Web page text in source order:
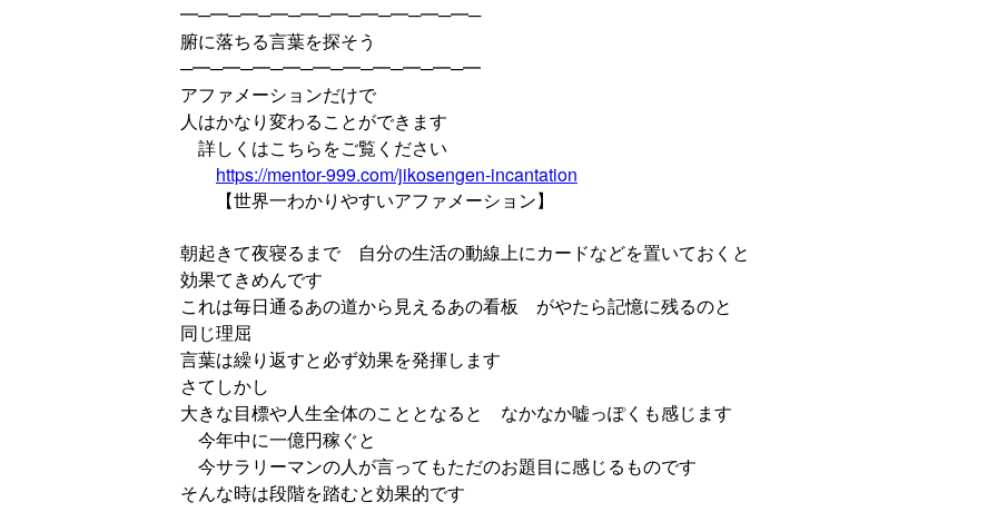
━─━─━─━─━─━─━─━─━─━─
腑に落ちる言葉を探そう
─━─━─━─━─━─━─━─━─━─━
アファメーションだけで
人はかなり変わることができます
詳しくはこちらをご覧ください
https://mentor-999.com/jikosengen-incantation
【世界一わかりやすいアファメーション】
朝起きて夜寝るまで 自分の生活の動線上にカードなどを置いておくと
効果てきめんです
これは毎日通るあの道から見えるあの看板 がやたら記憶に残るのと
同じ理屈
言葉は繰り返すと必ず効果を発揮します
さてしかし
大きな目標や人生全体のこととなると なかなか嘘っぽくも感じます
今年中に一億円稼ぐと
今サラリーマンの人が言ってもただのお題目に感じるものです
そんな時は段階を踏むと効果的です